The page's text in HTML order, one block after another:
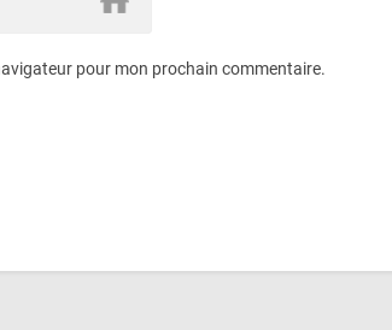
pour mon prochain commentaire.